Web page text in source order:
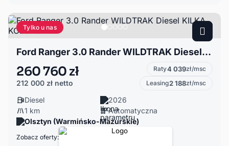
Tylko u nas
Ford Ranger 3.0 Rander WILDTRAK Diesel KILKA KOLORÓW !
260 760 zł
212 000 zł netto
Raty4 039zł/msc
Leasing2 188zł/msc
Diesel
2026
1 km
Automatyczna
Olsztyn (Warmińsko-Mazurskie)
Zobacz oferty: